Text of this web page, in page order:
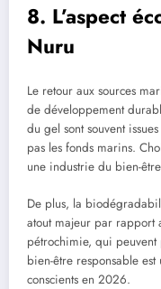
8. L’aspect
Nuru
Le retour aux sources
de développement
du gel sont souvent
pas les fonds marins.
une industrie du bien-
De plus, la
atout majeur par rapport
pétrochimie, qui peuvent
bien-être responsable
conscients en 2026.